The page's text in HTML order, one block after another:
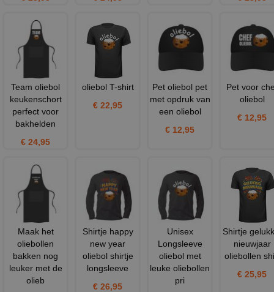
Team oliebol
keukenschort
perfect voor
bakhelden
€ 24,95
oliebol T-shirt
€ 22,95
Pet oliebol pet
met opdruk van
een oliebol
€ 12,95
Pet voor
oliebol
€ 12,95
Maak het
oliebollen
bakken nog
leuker met de
olieb
Shirtje happy
new year
oliebol shirtje
longsleeve
€ 26,95
Unisex
Longsleeve
oliebol met
leuke oliebollen
pri
Shirtje
nieuwjaar
oliebollen
€ 25,95